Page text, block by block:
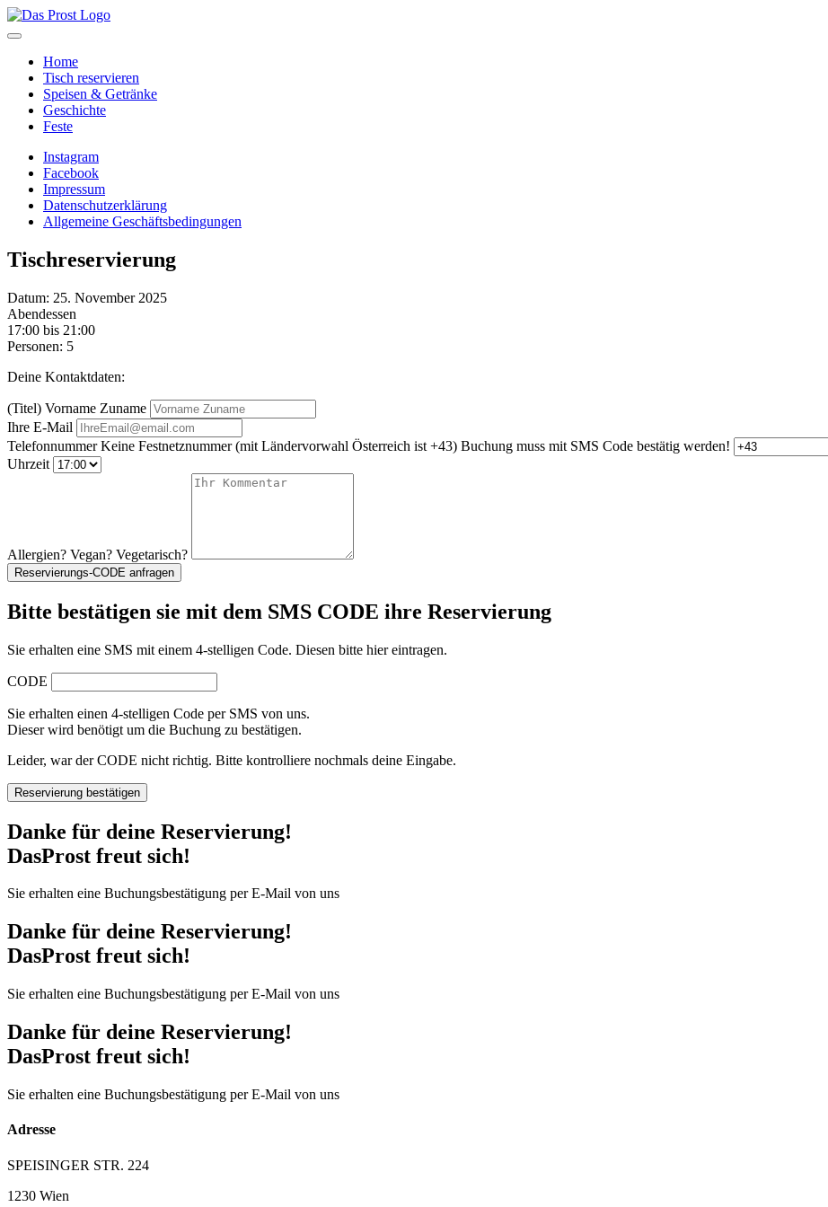
Home
Tisch reservieren
Speisen & Getränke
Geschichte
Feste
Instagram
Facebook
Impressum
Datenschutzerklärung
Allgemeine Geschäftsbedingungen
Tischreservierung
Datum: 25. November 2025
Abendessen
17:00 bis 21:00
Personen: 5
Deine Kontaktdaten:
(Titel) Vorname Zuname
Ihre E-Mail
TelefonnummerKeine Festnetznummer (mit Ländervorwahl Österreich ist +43) Buchung muss mit SMS Code bestätig werden!
Uhrzeit
Allergien? Vegan? Vegetarisch?
Reservierungs-CODE anfragen
Bitte bestätigen sie mit dem SMS CODE ihre Reservierung
Sie erhalten eine SMS mit einem 4-stelligen Code. Diesen bitte hier eintragen.
CODE
Sie erhalten einen 4-stelligen Code per SMS von uns.
Dieser wird benötigt um die Buchung zu bestätigen.
Leider, war der CODE nicht richtig. Bitte kontrolliere nochmals deine Eingabe.
Reservierung bestätigen
Danke für deine Reservierung!
DasProst freut sich!
Sie erhalten eine Buchungsbestätigung per E-Mail von uns
Danke für deine Reservierung!
DasProst freut sich!
Sie erhalten eine Buchungsbestätigung per E-Mail von uns
Danke für deine Reservierung!
DasProst freut sich!
Sie erhalten eine Buchungsbestätigung per E-Mail von uns
Adresse
SPEISINGER STR. 224
1230 Wien